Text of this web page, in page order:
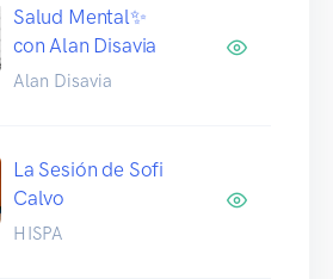
Salud Mental✨
con Alan Disavia
Alan Disavia
La Sesión de Sofi
Calvo
HISPA